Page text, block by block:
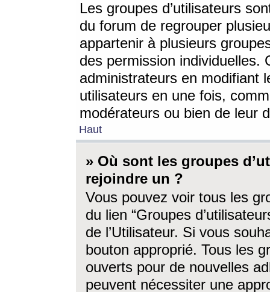
Les groupes d’utilisateurs
du forum de regrouper
appartenir à plusieurs
des permission individuelles.
administrateurs en modifiant
utilisateurs en une fois,
modérateurs ou bien de leur
Haut
» Où sont les groupes
rejoindre un ?
Vous pouvez voir tous les
du lien “Groupes
de l’Utilisateur. Si vous
bouton approprié. Tous les
ouverts pour de nouvelles
peuvent nécessiter une